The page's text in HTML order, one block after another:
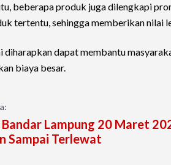
beberapa produk juga dilengkapi
tertentu, sehingga memberikan nilai
diharapkan dapat membantu
biaya besar.
Bandar Lampung 20 Maret
Sampai Terlewat